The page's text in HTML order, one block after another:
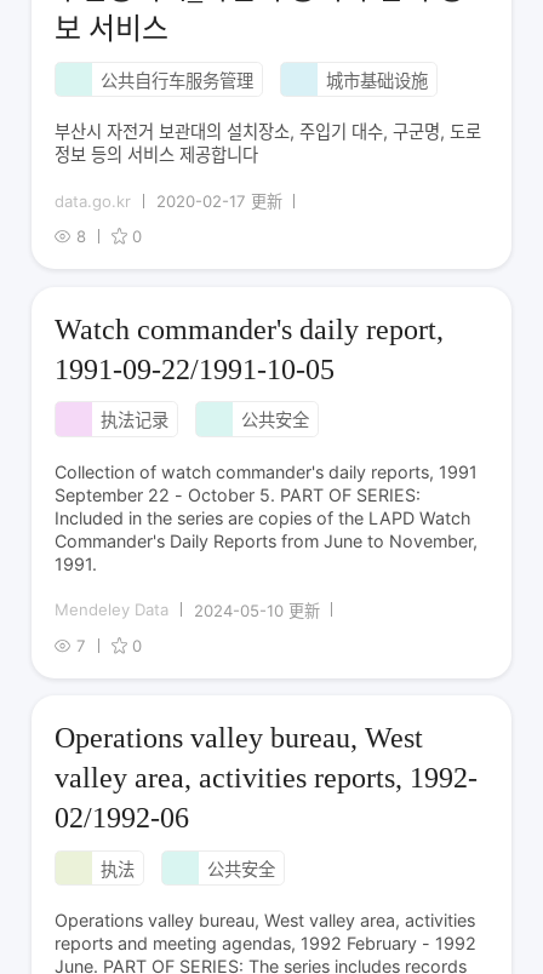
보 서비스
公共自行车服务管理 城市基础设施
부산시 자전거 보관대의 설치장소, 주입기 대수, 구군명, 도로
정보 등의 서비스 제공합니다
data.go.kr
2020-02-17 更新
8
0
Watch commander's daily report,
1991-09-22/1991-10-05
执法记录 公共安全
Collection of watch commander's daily reports, 1991
September 22 - October 5. PART OF SERIES:
Included in the series are copies of the LAPD Watch
Commander's Daily Reports from June to November,
1991.
Mendeley Data
2024-05-10 更新
7
0
Operations valley bureau, West
valley area, activities reports, 1992-
02/1992-06
执法 公共安全
Operations valley bureau, West valley area, activities
reports and meeting agendas, 1992 February - 1992
June. PART OF SERIES: The series includes records